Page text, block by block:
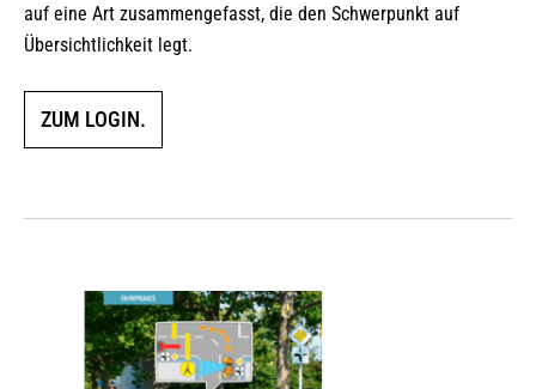
auf eine Art zusammengefasst, die den Schwerpunkt auf
Übersichtlichkeit legt.
ZUM LOGIN.